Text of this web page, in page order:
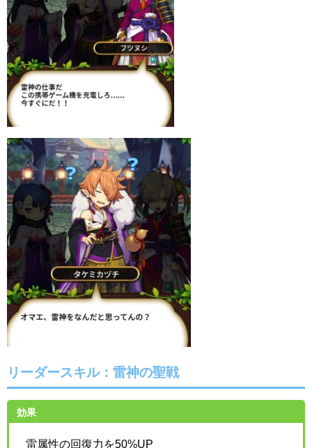
リーダースキル： 雷神の聖戦
効果
雷属性の回復力を50%UP